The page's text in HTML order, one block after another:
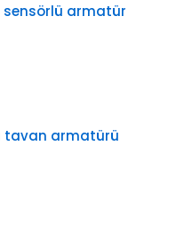
sensörlü armatür
tavan armatürü